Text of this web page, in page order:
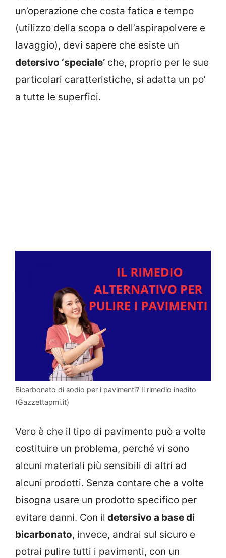
un’operazione che costa fatica e tempo
(utilizzo della scopa o dell’aspirapolvere e
lavaggio), devi sapere che esiste un
detersivo ‘speciale’ che, proprio per le sue
particolari caratteristiche, si adatta un po’
a tutte le superfici.
Bicarbonato di sodio per i pavimenti? Il rimedio inedito
(Gazzettapmi.it)
Vero è che il tipo di pavimento può a volte
costituire un problema, perché vi sono
alcuni materiali più sensibili di altri ad
alcuni prodotti. Senza contare che a volte
bisogna usare un prodotto specifico per
evitare danni. Con il detersivo a base di
bicarbonato, invece, andrai sul sicuro e
potrai pulire tutti i pavimenti, con un